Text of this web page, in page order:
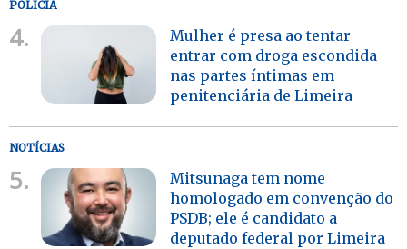
POLÍCIA
4.
Mulher é presa ao tentar
entrar com droga escondida
nas partes íntimas em
penitenciária de Limeira
NOTÍCIAS
5.
Mitsunaga tem nome
homologado em convenção do
PSDB; ele é candidato a
deputado federal por Limeira